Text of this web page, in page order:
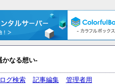
かなる想い-
ログ検索 記事編集 管理者用